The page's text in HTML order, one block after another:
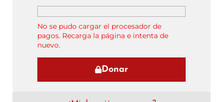
No se pudo cargar el procesador de
pagos. Recarga la página e intenta de
nuevo.
Donar